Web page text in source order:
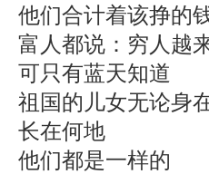
他们合计着该挣的
富人都说：穷人越
可只有蓝天知道
祖国的儿女无论身
长在何地
他们都是一样的